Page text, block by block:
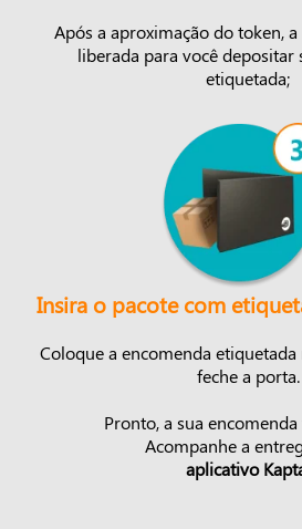
Após a aproximação do token,
liberada para você depositar
etiquetada;
Insira o pacote com
Coloque a encomenda
feche a porta.
Pronto, a sua
Acompanhe a
aplicativo